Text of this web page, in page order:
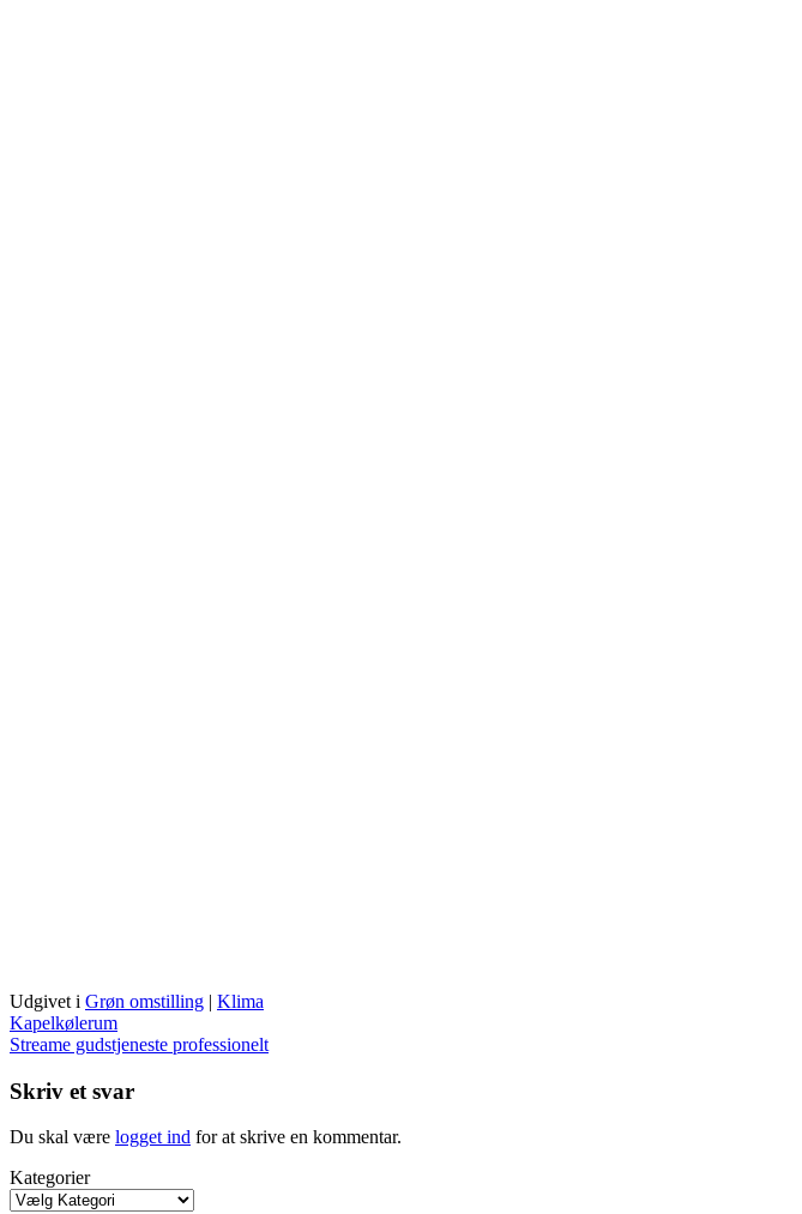
Udgivet i Grøn omstilling | Klima
Indlægsnavigation
Kapelkølerum
Streame gudstjeneste professionelt
Skriv et svar
Du skal være logget ind for at skrive en kommentar.
Kategorier